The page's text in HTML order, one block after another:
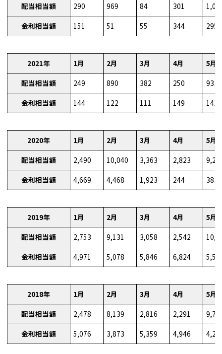
配当相当額
290 969 84 301
金利相当額
151 51 55 344 295
2021年 1月 2月 3月 4月
5月
配当相当額
249 890 382 250
933
金利相当額
144 122 111 149 141
2020年 1月 2月 3月 4月
5月
配当相当額
2,490 10,040 3,363 2,823
金利相当額
4,669 4,468 1,923 244 383
2019年 1月 2月 3月 4月
5月
配当相当額
2,753 9,131 3,058 2,542
金利相当額
4,971 5,078 5,846 6,824
2018年 1月 2月 3月 4月
5月
配当相当額
2,478 8,139 2,816 2,291
金利相当額
5,076 3,873 5,359 4,946